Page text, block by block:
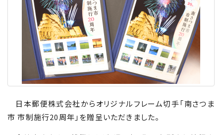
日本郵便株式会社からオリジナルフレーム切手「南さつま
市 市制施行20周年」を贈呈いただきました。